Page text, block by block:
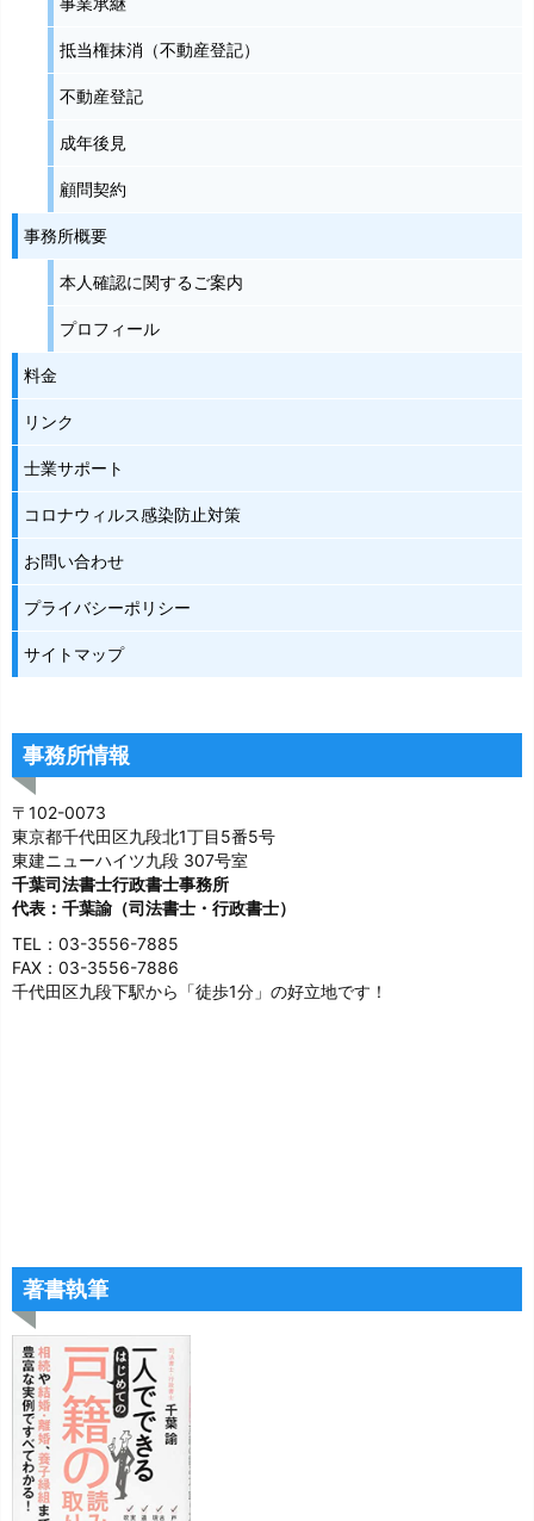
抵当権抹消（不動産登記）
不動産登記
成年後見
顧問契約
事務所概要
本人確認に関するご案内
プロフィール
料金
リンク
士業サポート
コロナウィルス感染防止対策
お問い合わせ
プライバシーポリシー
サイトマップ
事務所情報
〒102-0073
東京都千代田区九段北1丁目5番5号
東建ニューハイツ九段 307号室
千葉司法書士行政書士事務所
代表：千葉諭（司法書士・行政書士）
TEL：03-3556-7885
FAX：03-3556-7886
千代田区九段下駅から「徒歩1分」の好立地です！
著書執筆